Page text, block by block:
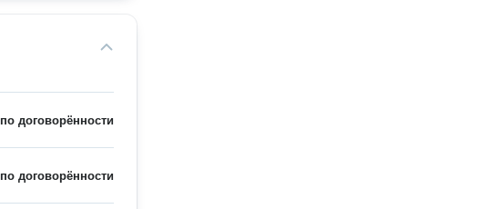
по договорённости
по договорённости